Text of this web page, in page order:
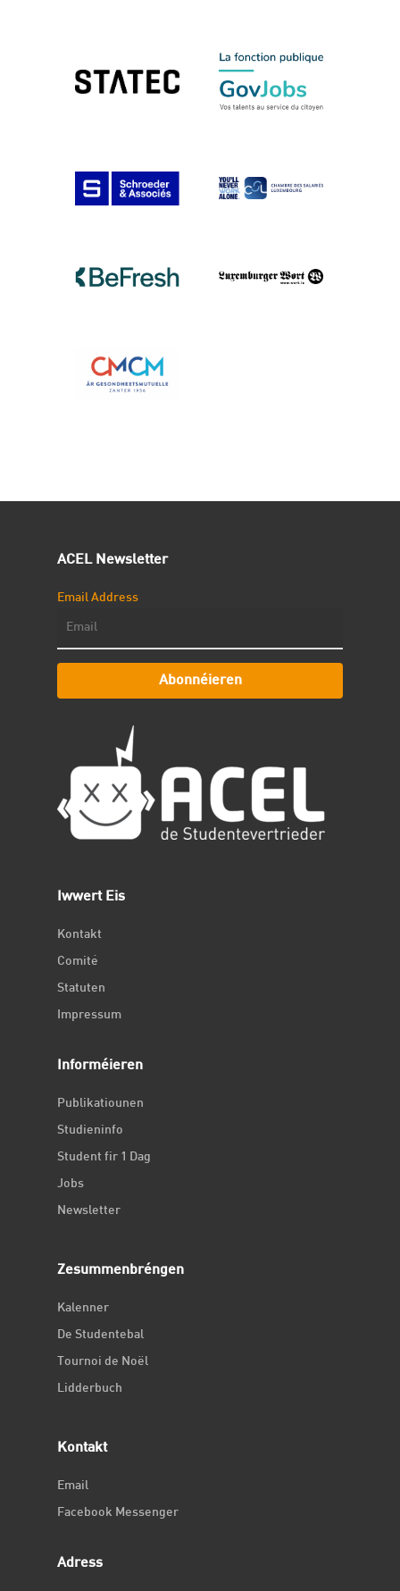
ACEL Newsletter
Email Address
Abonnéieren
Iwwert Eis
Kontakt
Comité
Statuten
Impressum
Informéieren
Publikatiounen
Studieninfo
Student fir 1 Dag
Jobs
Newsletter
Zesummenbréngen
Kalenner
De Studentebal
Tournoi de Noël
Lidderbuch
Kontakt
Email
Facebook Messenger
Adress